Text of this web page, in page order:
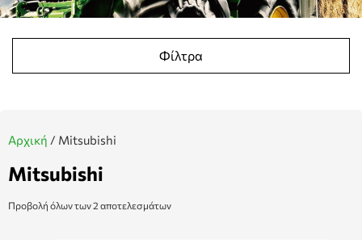
Φίλτρα
Αρχική / Mitsubishi
Mitsubishi
Προβολή όλων των 2 αποτελεσμάτων